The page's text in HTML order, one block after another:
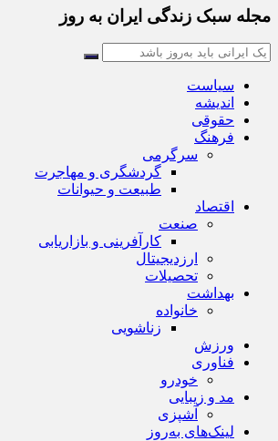
مجله سبک زندگی ایران به روز
سیاست
اندیشه
حقوقی
فرهنگ
سرگرمی
گردشگری و مهاجرت
طبیعت و حیوانات
اقتصاد
صنعت
کارآفرینی و بازاریابی
ارزدیجیتال
تحصیلات
بهداشت
خانواده
زناشویی
ورزش
فناوری
خودرو
مد و زیبایی
آشپزی
لینک‌های به‌روز